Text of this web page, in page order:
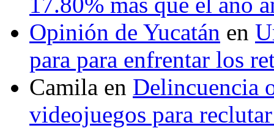
Opinión de Yucatán en
para para enfrentar los
Camila en Delincuencia
videojuegos para